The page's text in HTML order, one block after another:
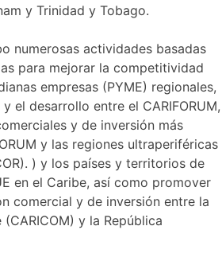
y Trinidad y Tobago.
numerosas actividades basadas
para mejorar la competitividad
empresas (PYME) regionales,
el desarrollo entre el CARIFORUM,
y de inversión más
y las regiones ultraperiféricas
) y los países y territorios de
en el Caribe, así como promover
comercial y de inversión entre la
y la República